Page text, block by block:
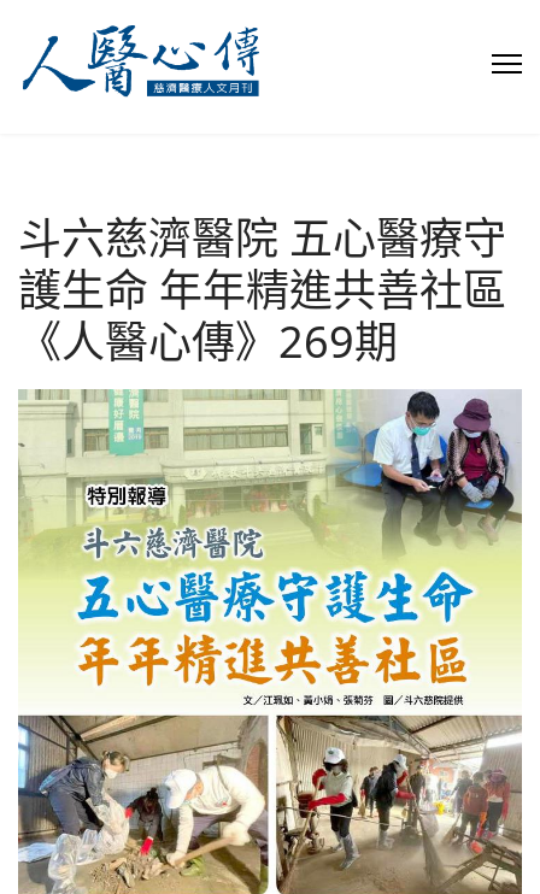
斗六慈濟醫院 五心醫療守
護生命 年年精進共善社區
《人醫心傳》269期